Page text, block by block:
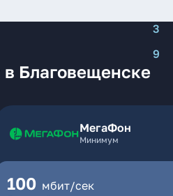
3
9
Благовещенске
МегаФон
Минимум
100 мбит/сек